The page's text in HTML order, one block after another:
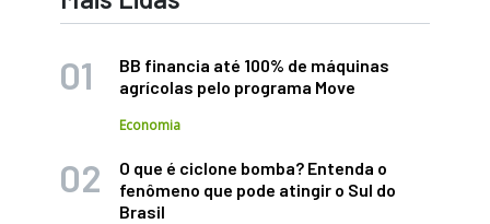
BB financia até 100% de máquinas
agrícolas pelo programa Move
Economia
O que é ciclone bomba? Entenda o
fenômeno que pode atingir o Sul do
Brasil